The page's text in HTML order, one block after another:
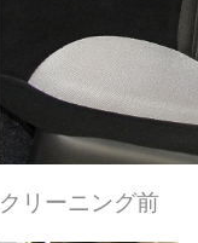
クリーニング前